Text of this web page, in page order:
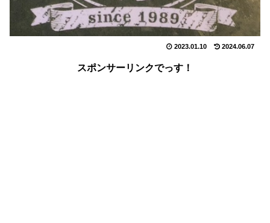
2023.01.10 2024.06.07
スポンサーリンクでっす！